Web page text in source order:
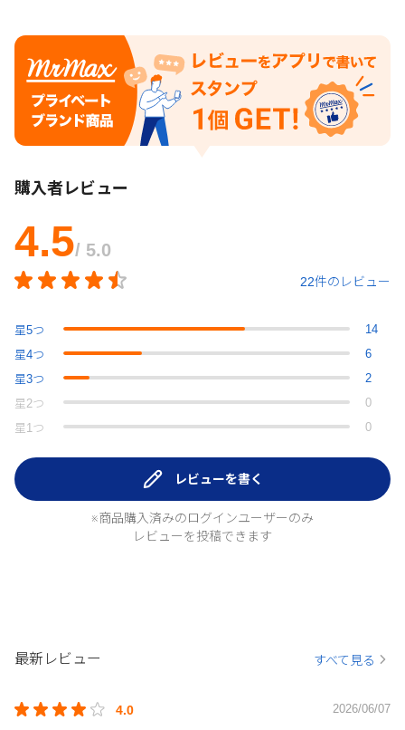
購入者レビュー
4.5/ 5.0
22件のレビュー
星5つ
14
星4つ
6
星3つ
2
星 2つ
0
星 1 つ 0
レビューを書く
※商品購入済みのログインユーザーのみ
レビューを投稿できます
最新レビュー すべて見る
4.0 2026/06/07